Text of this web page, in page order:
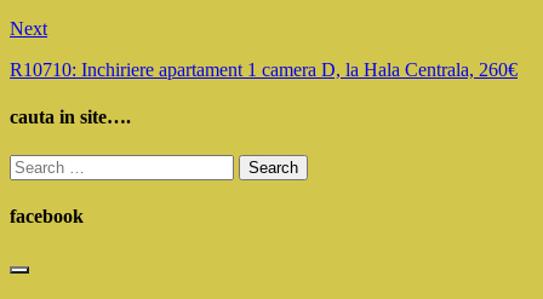
Next
R10710: Inchiriere apartament 1 camera D, la Hala Centrala, 260€
cauta in site….
Search
for:
facebook